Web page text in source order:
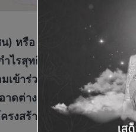
) หรือ ประกาศ
ำไรสุทธิโต เป็นจำน
เข้าร่วมทุกมาตรการภาครั
ดต่างประเทศกลางปีนี้ มุ่งสู่
รงสร้างพื้นฐานของภูมิภาคเ